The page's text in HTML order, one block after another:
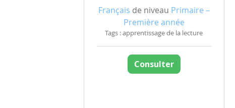
Français de niveau Primaire –
Première année
Tags : apprentissage de la lecture
Consulter